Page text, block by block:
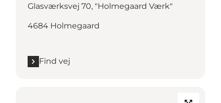
Glasværksvej 70, "Holmegaard Værk"
4684 Holmegaard
Find vej